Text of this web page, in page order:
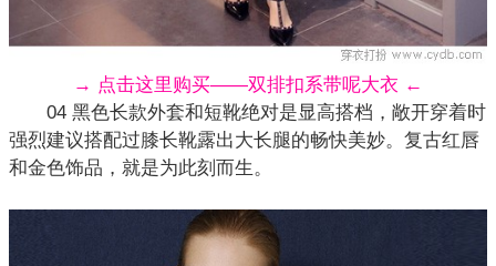
→ 点击这里购买——双排扣系带呢大衣 ←
04 黑色长款外套和短靴绝对是显高搭档，敞开穿着时
强烈建议搭配过膝长靴露出大长腿的畅快美妙。 复古红唇
和金色饰品，就是为此刻而生。